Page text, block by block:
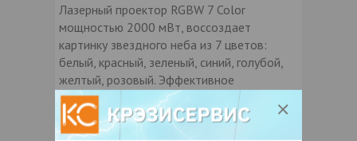
Лазерный проектор RGBW 7 Color
мощностью 2000 мВт, воссоздает
картинку звездного неба из 7 цветов:
белый, красный, зеленый, синий, голубой,
желтый, розовый. Эффективное
расстояние - 100 метров до поверхности.
степень защиты IP65(уличный),
сверхпрочный металлический корпус.